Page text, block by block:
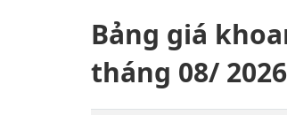
Bảng giá
tháng 08/ 2026